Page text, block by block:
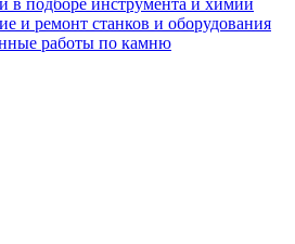
в подборе инструмента и химии
и ремонт станков и оборудования
работы по камню